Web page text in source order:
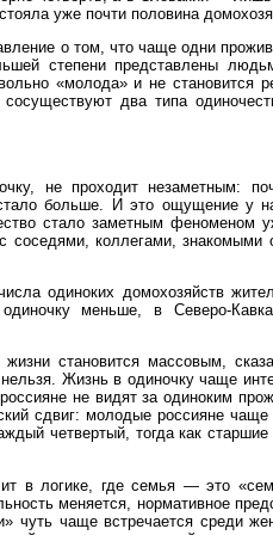
уже почти половина
о том, что чаще одни
степени представлены
«молода» и не становится
два типа
не проходит незаметным:
больше. И это ощущение у
стало заметным феноменом
соседями, коллегами,
одиноких домохозяйств
меньше, в Северо-
становится массовым,
Жизнь в одиночку чаще
не видят за одиноким
сдвиг: молодые россияне
четвертый, тогда как
в логике, где семья — это
меняется, нормативное
чуть чаще встречается среди